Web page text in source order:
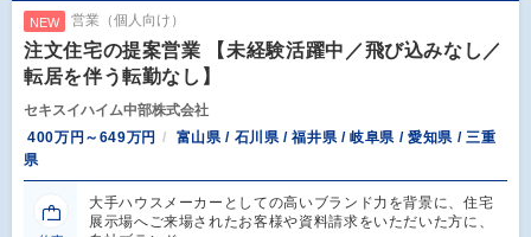
NEW 営業（個人向け）
注文住宅の提案営業 【未経験活躍中／飛び込みなし／
転居を伴う転勤なし】
セキスイハイム中部株式会社
400万円～649万円
富山県 / 石川県 / 福井県 / 岐阜県 / 愛知県 / 三重
県
大手ハウスメーカーとしての高いブランド力を背景に、住宅
展示場へご来場されたお客様や資料請求をいただいた方に、